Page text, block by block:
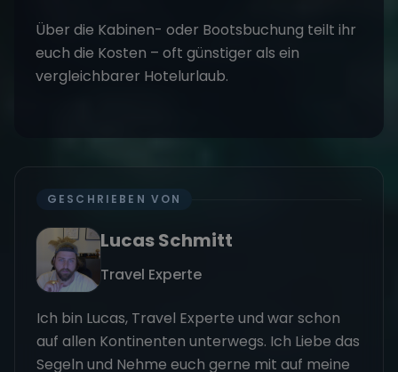
Über die Kabinen- oder Bootsbuchung teilt ihr
euch die Kosten – oft günstiger als ein
vergleichbarer Hotelurlaub.
GESCHRIEBEN VON
Lucas Schmitt
Travel Experte
Ich bin Lucas, Travel Experte und war schon
auf allen Kontinenten unterwegs. Ich Liebe das
Segeln und Nehme euch gerne mit auf meine